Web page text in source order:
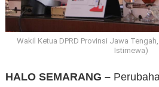
Wakil Ketua DPRD Provinsi Jawa
Istimewa)
HALO SEMARANG –